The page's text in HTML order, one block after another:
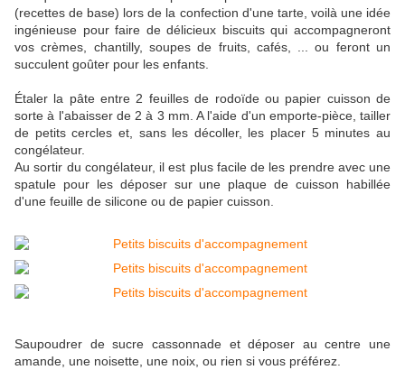
(recettes de base) lors de la confection d'une tarte, voilà une idée
ingénieuse pour faire de délicieux biscuits qui accompagneront
vos crèmes, chantilly, soupes de fruits, cafés, ... ou feront un
succulent goûter pour les enfants.
Étaler la pâte entre 2 feuilles de rodoïde ou papier cuisson de
sorte à l'abaisser de 2 à 3 mm. A l'aide d'un emporte-pièce, tailler
de petits cercles et, sans les décoller, les placer 5 minutes au
congélateur.
Au sortir du congélateur, il est plus facile de les prendre avec une
spatule pour les déposer sur une plaque de cuisson habillée
d'une feuille de silicone ou de papier cuisson.
Saupoudrer de sucre cassonnade et déposer au centre une
amande, une noisette, une noix, ou rien si vous préférez.